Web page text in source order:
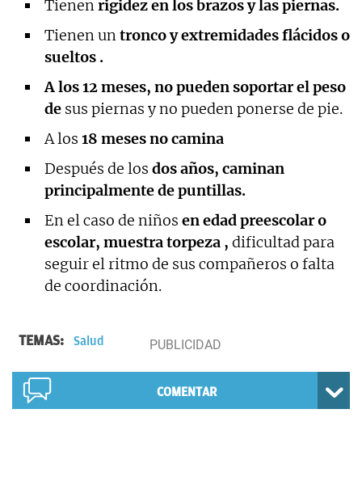
Tienenrigidez en los brazos y las piernas.
Tienen untronco y extremidades flácidos o
sueltos .
A los 12 meses, no pueden soportar el peso
de sus piernas y no pueden ponerse de pie.
A los 18 meses no camina
Después de los dos años, caminan
principalmente de puntillas.
En el caso de niños en edad preescolar o
escolar, muestra torpeza , dificultad para
seguir el ritmo de sus compañeros o falta
de coordinación.
TEMAS: Salud
COMENTAR